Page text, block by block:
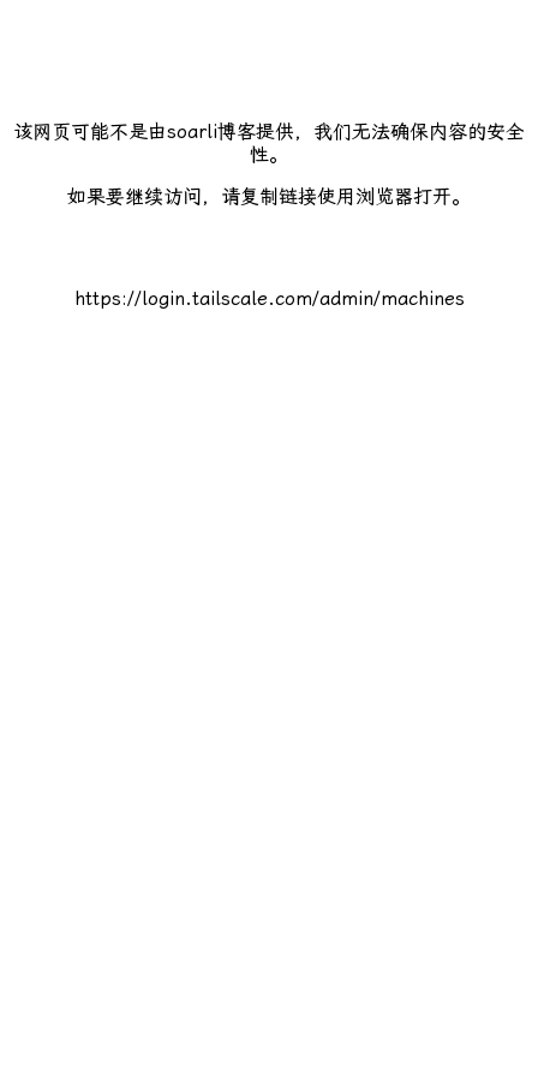
该网页可能不是由soarli博客提供，我们无法确保内容的安全
性。
如果要继续访问，请复制链接使用浏览器打开。
https://login.tailscale.com/admin/machines